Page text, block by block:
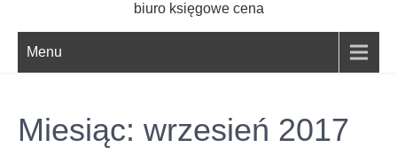
biuro księgowe cena
Menu
Miesiąc: wrzesień 2017